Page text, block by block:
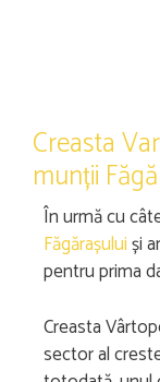
Creasta
munții
În urmă cu
Făgărașuluiși
pentru prima
Creasta
sector al